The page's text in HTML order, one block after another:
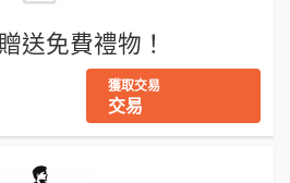
送免費禮物！
獲取交易
交易